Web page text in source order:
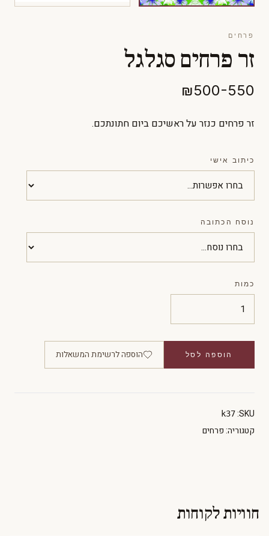
פרחים
זר פרחים סגלגל
₪500-550
זר פרחים כנזר על ראשיכם ביום חתונתכם.
כיתוב אישי
נוסח הכתובה
כמות
הוספה לסל הוספה לרשימת המשאלות
SKU:
k37
קטגוריה:פרחים
חוויות לקוחות